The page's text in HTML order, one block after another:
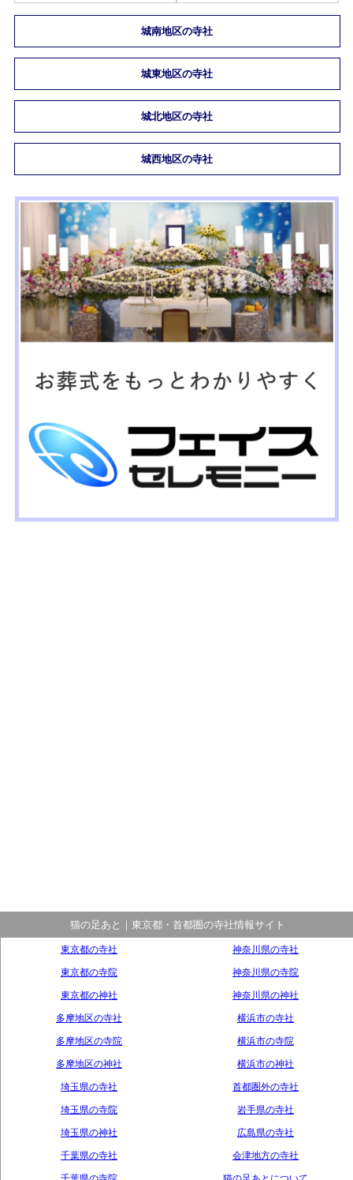
城南地区の寺社
城東地区の寺社
城北地区の寺社
城西地区の寺社
猫の足あと｜東京都・首都圏の寺社情報サイト
東京都の寺社
東京都の寺院
東京都の神社
多摩地区の寺社
多摩地区の寺院
多摩地区の神社
神奈川県の寺社
神奈川県の寺院
神奈川県の神社
横浜市の寺社
横浜市の寺院
横浜市の神社
埼玉県の寺社
埼玉県の寺院
埼玉県の神社
千葉県の寺社
千葉県の寺院
首都圏外の寺社
岩手県の寺社
広島県の寺社
会津地方の寺社
猫の足あとについて